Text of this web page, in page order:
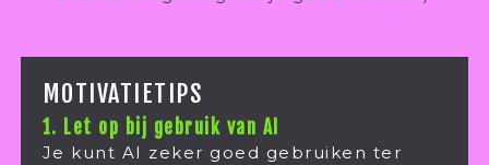
MOTIVATIETIPS
1. Let op bij gebruik van AI
Je kunt AI zeker goed gebruiken ter